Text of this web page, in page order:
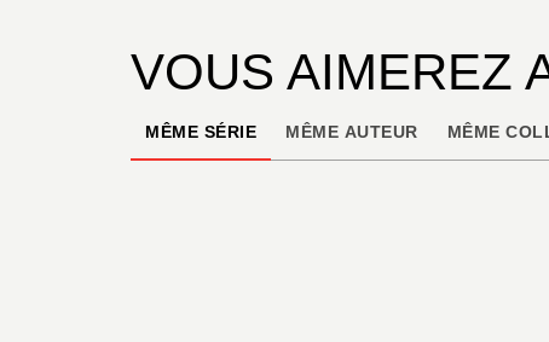
VOUS AIMEREZ
MÊME SÉRIE MÊME AUTEUR MÊME